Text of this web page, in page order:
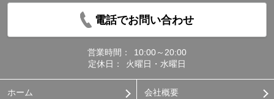
電話でお問い合わせ
営業時間：
10:00～20:00
定休日：
火曜日・水曜日
ホーム 会社概要